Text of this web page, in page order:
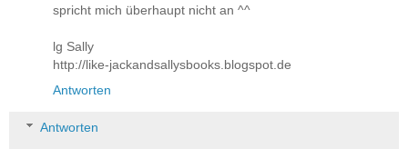
spricht mich überhaupt nicht an ^^
lg Sally
http://like-jackandsallysbooks.blogspot.de
Antworten
Antworten